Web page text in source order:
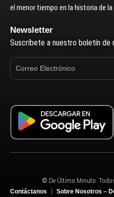
el menor tiempo en la historia de
Newsletter
Suscríbete a nuestro boletín de
© De Último Minuto.
Contáctanos
Sobre Nosotros –